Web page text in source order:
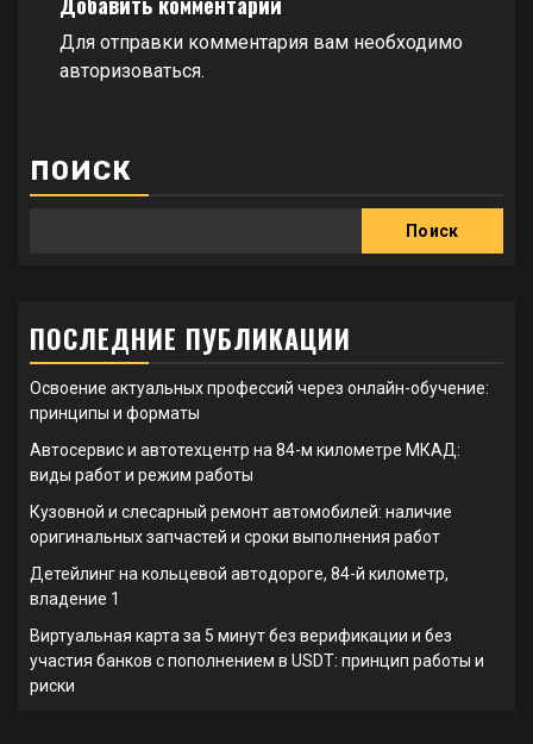
Для отправки комментария вам необходимо
авторизоваться.
ПОИСК
Поиск
ПОСЛЕДНИЕ ПУБЛИКАЦИИ
Освоение актуальных профессий через онлайн-обучение:
принципы и форматы
Автосервис и автотехцентр на 84-м километре МКАД:
виды работ и режим работы
Кузовной и слесарный ремонт автомобилей: наличие
оригинальных запчастей и сроки выполнения работ
Детейлинг на кольцевой автодороге, 84-й километр,
владение 1
Виртуальная карта за 5 минут без верификации и без
участия банков с пополнением в USDT: принцип работы и
риски